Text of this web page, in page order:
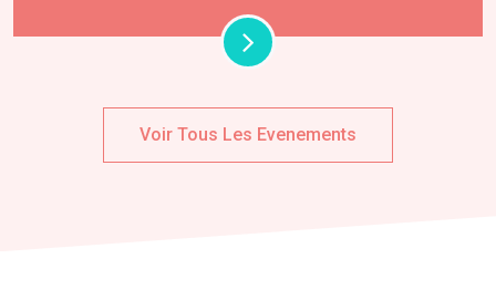
Voir Tous Les Evenements